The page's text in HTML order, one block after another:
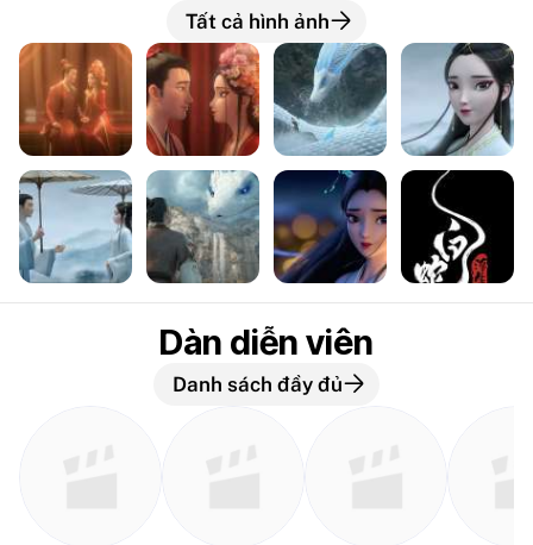
Tất cả hình ảnh
Dàn diễn viên
Danh sách đầy đủ